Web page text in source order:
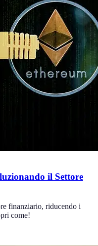
il Settore
finanziario, riducendo i
come!